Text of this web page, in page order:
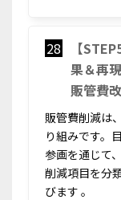
28
【
果＆再
販管費
販管費削減は
り組みです。
参画を通じて
削減項目を分
びます 。